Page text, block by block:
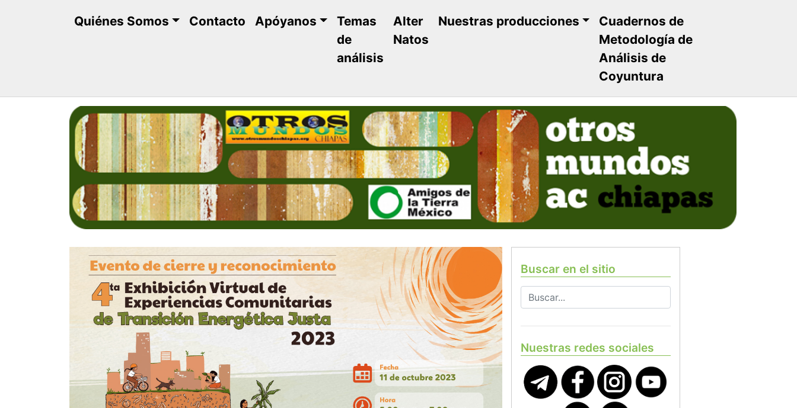
Quiénes Somos Contacto Apóyanos
Temas
de
análisis
Alter
Natos
Nuestras producciones
Cuadernos de
Metodología de
Análisis de
Coyuntura
Buscar en el sitio
Nuestras redes sociales